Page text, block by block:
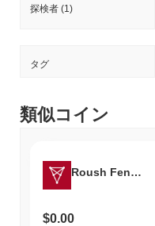
探検者 (1)
タグ
類似コイン
Roush Fenway Racing Fan Token
$0.00